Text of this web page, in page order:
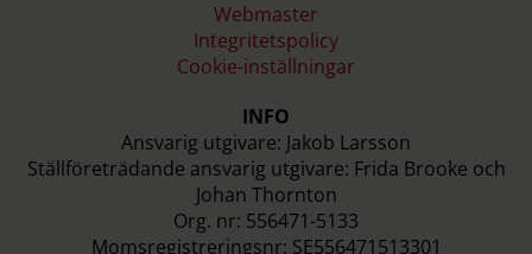
Webmaster
Integritetspolicy
Cookie-inställningar
INFO
Ansvarig utgivare: Jakob Larsson
Ställföreträdande ansvarig utgivare: Frida Brooke och
Johan Thornton
Org. nr: 556471-5133
Momsregistreringsnr: SE556471513301